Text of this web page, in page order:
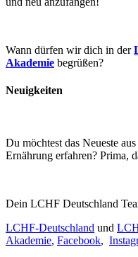
Wann dürfen wir dich in der
Akademie begrüßen?
Neuigkeiten
Du möchtest das Neueste
Ernährung erfahren? Prima,
Dein LCHF Deutschland
LCHF-Deutschland und
Akademie, Facebook,